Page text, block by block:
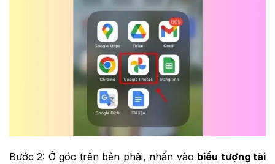
Bước 2: Ở góc trên bên phải, nhấn vào biểu tượng tài